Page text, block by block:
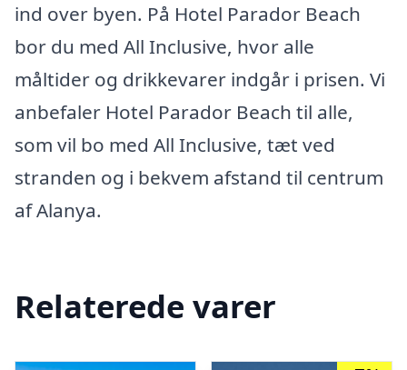
ind over byen. På Hotel Parador Beach
bor du med All Inclusive, hvor alle
måltider og drikkevarer indgår i prisen. Vi
anbefaler Hotel Parador Beach til alle,
som vil bo med All Inclusive, tæt ved
stranden og i bekvem afstand til centrum
af Alanya.
Relaterede varer